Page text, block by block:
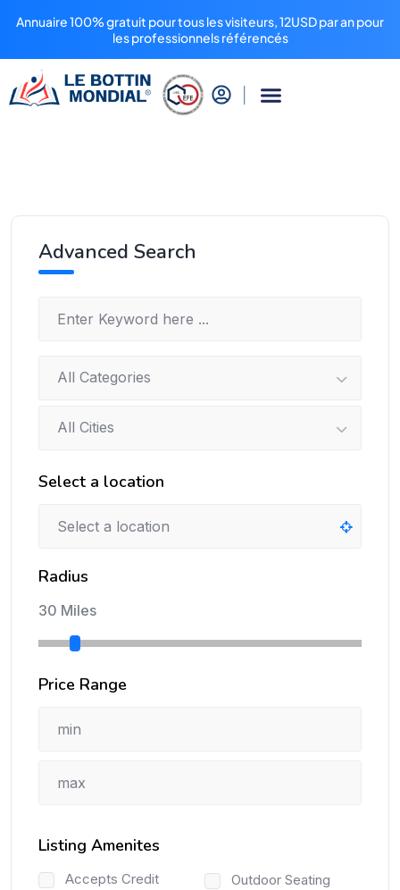
Annuaire 100% gratuit pour tous les visiteurs, 12USD par an pour
les professionnels référencés
Advanced Search
All Categories
All Cities
Select a location
Radius
30 Miles
Price Range
Listing Amenites
Accepts Credit
Outdoor Seating